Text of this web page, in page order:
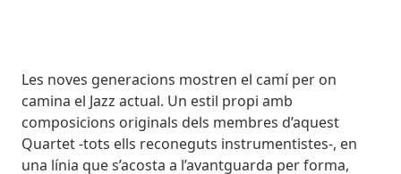
Body
Les noves generacions mostren el camí per on
camina el Jazz actual. Un estil propi amb
composicions originals dels membres d’aquest
Quartet -tots ells reconeguts instrumentistes-, en
una línia que s’acosta a l’avantguarda per forma,